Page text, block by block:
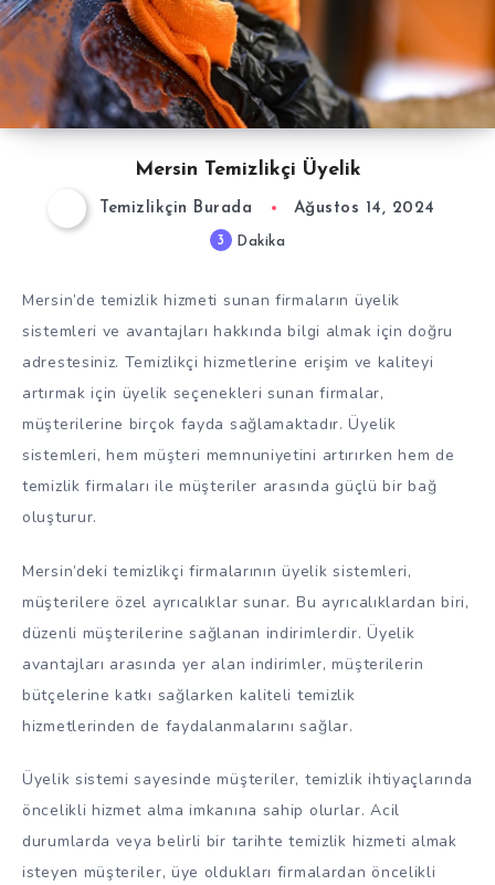
Mersin Temizlikçi Üyelik
Temizlikçin Burada Ağustos 14, 2024
3 Dakika
Mersin’de temizlik hizmeti sunan firmaların üyelik
sistemleri ve avantajları hakkında bilgi almak için doğru
adrestesiniz. Temizlikçi hizmetlerine erişim ve kaliteyi
artırmak için üyelik seçenekleri sunan firmalar,
müşterilerine birçok fayda sağlamaktadır. Üyelik
sistemleri, hem müşteri memnuniyetini artırırken hem de
temizlik firmaları ile müşteriler arasında güçlü bir bağ
oluşturur.
Mersin’deki temizlikçi firmalarının üyelik sistemleri,
müşterilere özel ayrıcalıklar sunar. Bu ayrıcalıklardan biri,
düzenli müşterilerine sağlanan indirimlerdir. Üyelik
avantajları arasında yer alan indirimler, müşterilerin
bütçelerine katkı sağlarken kaliteli temizlik
hizmetlerinden de faydalanmalarını sağlar.
Üyelik sistemi sayesinde müşteriler, temizlik ihtiyaçlarında
öncelikli hizmet alma imkanına sahip olurlar. Acil
durumlarda veya belirli bir tarihte temizlik hizmeti almak
isteyen müşteriler, üye oldukları firmalardan öncelikli